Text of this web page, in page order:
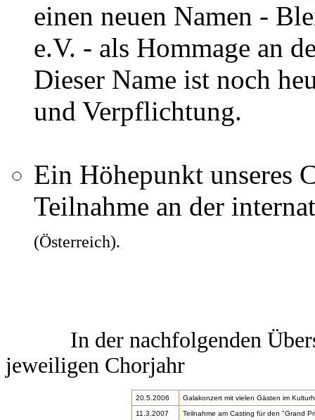
einen neuen Namen -
e.V. - als Hommage an
Dieser Name ist noch
und Verpflichtung.
Ein Höhepunkt unseres
Teilnahme an der
(Österreich).
In der nachfolgenden
jeweiligen Chorjahr
20.5.2006
Galakonzert mit vielen Gästen im
11.3.2007
Teilnahme am Casting für den "Grand